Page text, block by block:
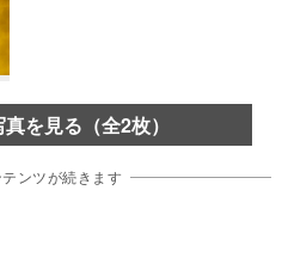
を見る（全2枚）
ンツが続きます